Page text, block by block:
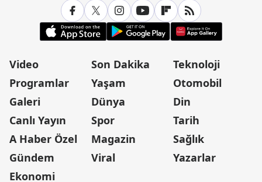
Video
Programlar
Galeri
Canlı Yayın
A Haber Özel
Gündem
Ekonomi
Son Dakika
Yaşam
Dünya
Spor
Magazin
Viral
Teknoloji
Otomobil
Din
Tarih
Sağlık
Yazarlar